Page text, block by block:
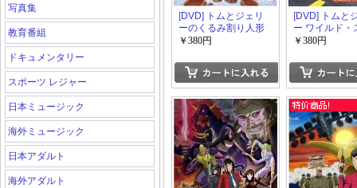
写真集
教育番組
ドキュメンタリー
スポーツ レジャー
日本ミュージック
海外ミュージック
日本アダルト
海外アダルト
[DVD] トムとジェリ
ーのくるみ割り人形
￥380円
[DVD] トムと
ー ワイルド・
ド
￥380円